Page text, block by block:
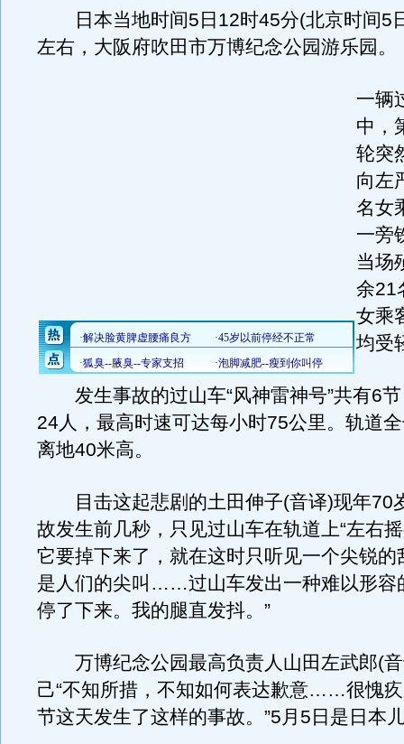
日本当地时间5日12时45分(北京时间5
左右，大阪府吹田市万博纪念公园游乐园。
一辆
中，
轮突
向左
名女
一旁
当场
余21
女乘
均受
发生事故的过山车“风神雷神号”共有6节
24人，最高时速可达每小时75公里。轨道
离地40米高。
目击这起悲剧的土田伸子(音译)现年70
故发生前几秒，只见过山车在轨道上“左右摇
它要掉下来了，就在这时只听见一个尖锐的
是人们的尖叫……过山车发出一种难以形容
停了下来。我的腿直发抖。”
万博纪念公园最高负责人山田左武郎(音
己“不知所措，不知如何表达歉意……很愧
节这天发生了这样的事故。”5月5日是日本